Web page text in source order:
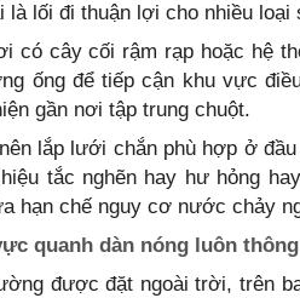
là lối đi thuận lợi cho nhiều
có cây cối rậm rạp hoặc hệ
ống để tiếp cận khu vực
gần nơi tập trung chuột.
lắp lưới chắn phù hợp ở
tắc nghẽn hay hư hỏng
hạn chế nguy cơ nước chảy
quanh dàn nóng luôn
được đặt ngoài trời, trên